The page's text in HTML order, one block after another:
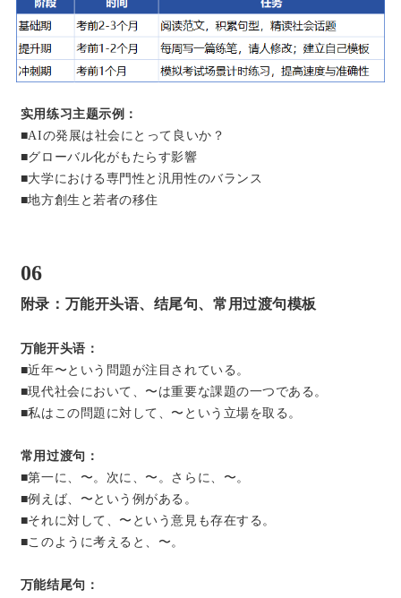
实用练习主题示例：
■AIの発展は社会にとって良いか？
■グローバル化がもたらす影響
■大学における専門性と汎用性のバランス
■地方創生と若者の移住
06
附录：万能开头语、结尾句、常用过渡句模板
万能开头语：
■近年〜という問題が注目されている。
■現代社会において、〜は重要な課題の一つである。
■私はこの問題に対して、〜という立場を取る。
常用过渡句：
■第一に、〜。次に、〜。さらに、〜。
■例えば、〜という例がある。
■それに対して、〜という意見も存在する。
■このように考えると、〜。
万能结尾句：